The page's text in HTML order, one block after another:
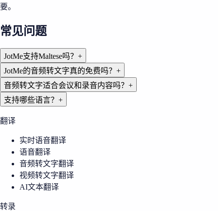
要。
常见问题
JotMe支持Maltese吗？ +
JotMe的音频转文字真的免费吗？ +
音频转文字适合会议和录音内容吗？ +
支持哪些语言？ +
翻译
实时语音翻译
语音翻译
音频转文字翻译
视频转文字翻译
AI文本翻译
转录